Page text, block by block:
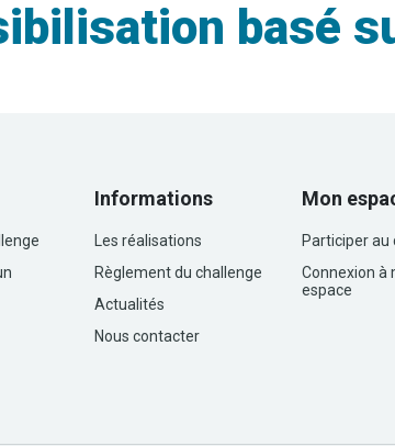
basé
Informations
Les réalisations
Règlement du challenge
Actualités
Nous contacter
Mon
Participer au
Connexion à
espace